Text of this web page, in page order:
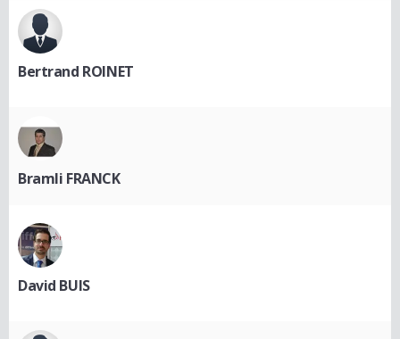
Bertrand ROINET
Bramli FRANCK
David BUIS